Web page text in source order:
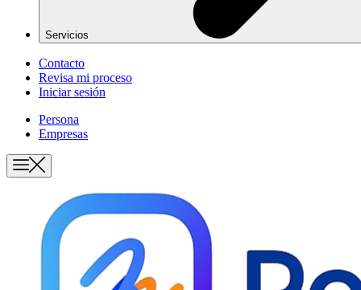
Servicios
Contacto
Revisa mi proceso
Iniciar sesión
Persona
Empresas